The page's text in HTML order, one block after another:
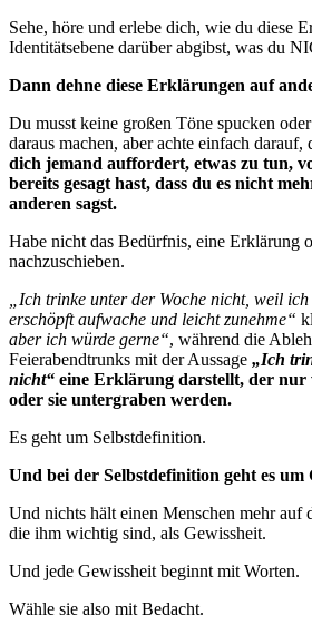
Sehe, höre und erlebe dich, wie du diese
Identitätsebene darüber abgibst, was du
Dann dehne diese Erklärungen auf
Du musst keine großen Töne spucken
daraus machen, aber achte einfach darauf,
dich jemand auffordert, etwas zu tun,
bereits gesagt hast, dass du es nicht
anderen sagst.
Habe nicht das Bedürfnis, eine Erklärung
nachzuschieben.
„Ich trinke unter der Woche nicht, weil
erschöpft aufwache und leicht zunehme“
aber ich würde gerne“, während die
Feierabendtrunks mit der Aussage „Ich
nicht“ eine Erklärung darstellt, der nur
oder sie untergraben werden.
Es geht um Selbstdefinition.
Und bei der Selbstdefinition geht es um
Und nichts hält einen Menschen mehr auf
die ihm wichtig sind, als Gewissheit.
Und jede Gewissheit beginnt mit Worten.
Wähle sie also mit Bedacht.